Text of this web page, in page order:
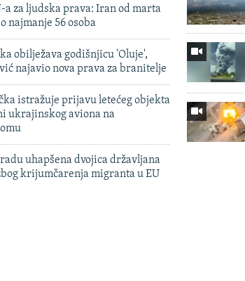
a za ljudska prava: Iran od marta
najmanje 56 osoba
obilježava godišnjicu 'Oluje',
najavio nova prava za branitelje
istražuje prijavu letećeg objekta
ukrajinskog aviona na
uhapšena dvojica državljana
krijumčarenja migranta u EU